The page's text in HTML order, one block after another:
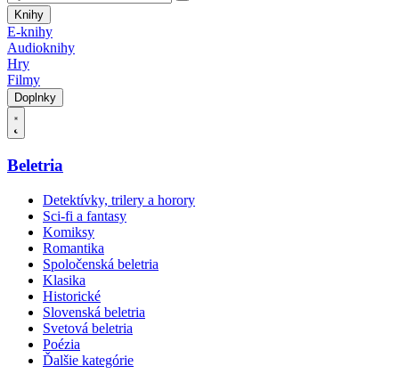
Knihy
E-knihy
Audioknihy
Hry
Filmy
Doplnky
Beletria
Detektívky, trilery a horory
Sci-fi a fantasy
Komiksy
Romantika
Spoločenská beletria
Klasika
Historické
Slovenská beletria
Svetová beletria
Poézia
Ďalšie kategórie